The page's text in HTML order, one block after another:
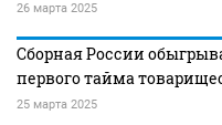
26 марта 2025
Сборная России
первого тайма
25 марта 2025